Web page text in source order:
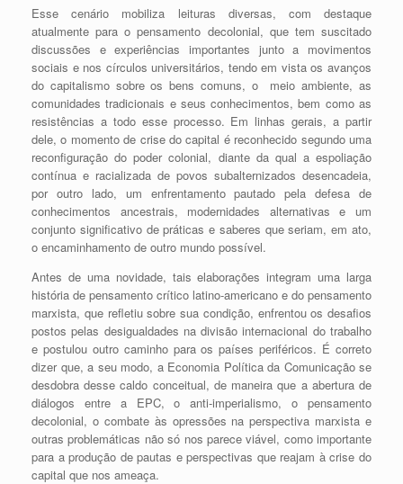
Esse cenário mobiliza leituras diversas, com destaque
atualmente para o pensamento decolonial, que tem suscitado
discussões e experiências importantes junto a movimentos
sociais e nos círculos universitários, tendo em vista os avanços
do capitalismo sobre os bens comuns, o meio ambiente, as
comunidades tradicionais e seus conhecimentos, bem como as
resistências a todo esse processo. Em linhas gerais, a partir
dele, o momento de crise do capital é reconhecido segundo uma
reconfiguração do poder colonial, diante da qual a espoliação
contínua e racializada de povos subalternizados desencadeia,
por outro lado, um enfrentamento pautado pela defesa de
conhecimentos ancestrais, modernidades alternativas e um
conjunto significativo de práticas e saberes que seriam, em ato,
o encaminhamento de outro mundo possível.
Antes de uma novidade, tais elaborações integram uma larga
história de pensamento crítico latino-americano e do pensamento
marxista, que refletiu sobre sua condição, enfrentou os desafios
postos pelas desigualdades na divisão internacional do trabalho
e postulou outro caminho para os países periféricos. É correto
dizer que, a seu modo, a Economia Política da Comunicação se
desdobra desse caldo conceitual, de maneira que a abertura de
diálogos entre a EPC, o anti-imperialismo, o pensamento
decolonial, o combate às opressões na perspectiva marxista e
outras problemáticas não só nos parece viável, como importante
para a produção de pautas e perspectivas que reajam à crise do
capital que nos ameaça.